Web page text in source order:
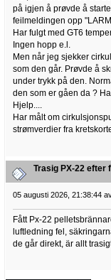
på igjen å prøvde å
feilmeldingen opp
Har fulgt med GT6
Ingen hopp e.l.
Men når jeg sjekker
som den går. Prøvde å
under trykk på den.
den som er gåen da ?
Hjelp....
Har målt om
strømverdier fra
Trasig PX-22 efter
05 augusti 2026, 21:38:44
Fått Px-22
luftledning fel,
de går direkt, är allt